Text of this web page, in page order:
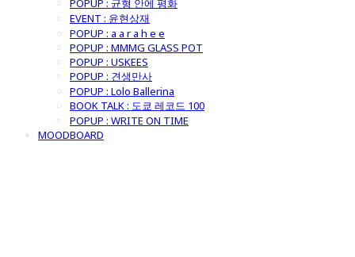
POPUP : 균형 안에 평화
EVENT : 윤현상재
POPUP : a a r a h e e
POPUP : MMMG GLASS POT
POPUP : USKEES
POPUP : 견생만사
POPUP : Lolo Ballerina
BOOK TALK : 도쿄 레코드 100
POPUP : WRITE ON TIME
MOODBOARD